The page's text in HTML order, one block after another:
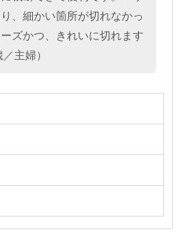
、細かい箇所が切れなかっ
ズかつ、きれいに切れます
主婦）